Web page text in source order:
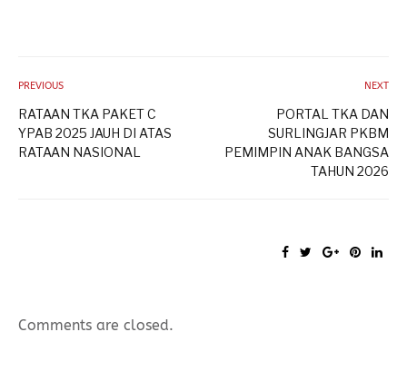
PREVIOUS
RATAAN TKA PAKET C
YPAB 2025 JAUH DI ATAS
RATAAN NASIONAL
NEXT
PORTAL TKA DAN
SURLINGJAR PKBM
PEMIMPIN ANAK BANGSA
TAHUN 2026
Comments are closed.